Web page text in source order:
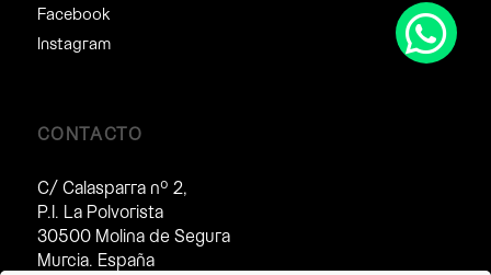
Facebook
Instagram
CONTACTO
C/ Calasparra nº 2,
P.I. La Polvorista
30500 Molina de Segura
Murcia. España